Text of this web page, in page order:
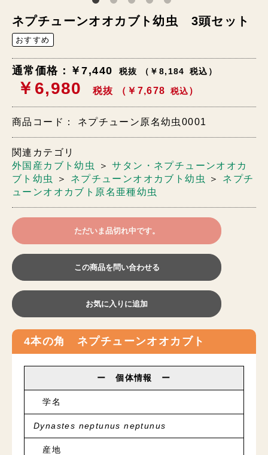
ネプチューンオオカブト幼虫 3頭セット
おすすめ
通常価格：￥7,440 税抜 （￥8,184 税込 ）
￥6,980 税抜 （￥7,678 税込）
商品コード： ネプチューン原名幼虫0001
関連カテゴリ
外国産カブト幼虫
＞
サタン・ネプチューンオオカ
ブト幼虫
＞ ネプチューンオオカブト幼虫 ＞
ネプチ
ューンオオカブト原名亜種幼虫
ただいま品切れ中です。
この商品を問い合わせる
お気に入りに追加
4本の角 ネプチューンオオカブト
ー 個体情報 ー
学名
Dynastes neptunus neptunus
産地